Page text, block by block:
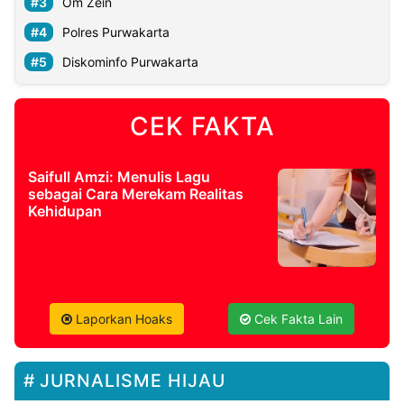
Polres Purwakarta
Diskominfo Purwakarta
CEK FAKTA
Saifull Amzi: Menulis Lagu
sebagai Cara Merekam Realitas
Kehidupan
Laporkan Hoaks Cek Fakta Lain
JURNALISME HIJAU